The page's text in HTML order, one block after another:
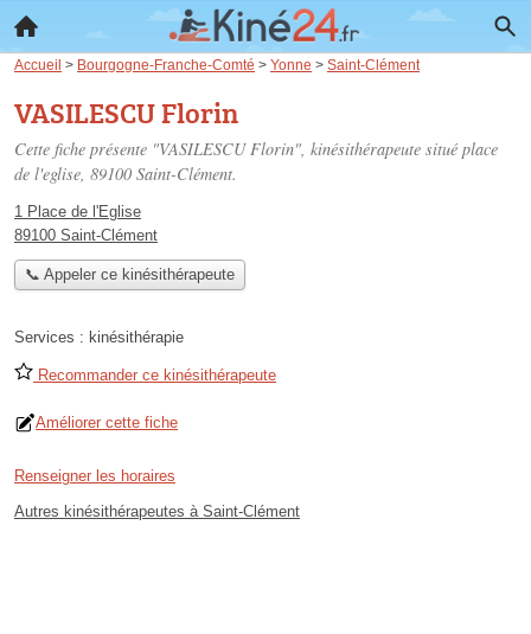
Accueil > Bourgogne-Franche-Comté > Yonne > Saint-Clément
VASILESCU Florin
Cette fiche présente "VASILESCU Florin", kinésithérapeute situé place
de l'eglise, 89100 Saint-Clément.
1 Place de l'Eglise
89100 Saint-Clément
📞 Appeler ce kinésithérapeute
Services : kinésithérapie
Recommander ce kinésithérapeute
Améliorer cette fiche
Renseigner les horaires
Autres kinésithérapeutes à Saint-Clément